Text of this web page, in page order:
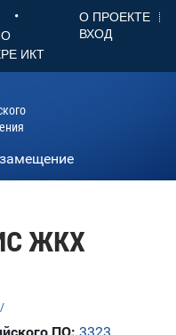
•
ИКТ
О ПРОЕКТЕ
ВХОД
ЖКХ